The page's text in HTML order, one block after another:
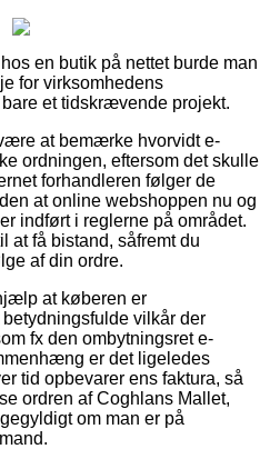
en butik på nettet burde man
for virksomhedens
et tidskrævende projekt.
at bemærke hvorvidt e-
ordningen, eftersom det skulle
forhandleren følger de
at online webshoppen nu og
indført i reglerne på området.
at få bistand, såfremt du
af din ordre.
at køberen er
vilkår der
fx den ombytningsret e-
er det ligeledes
tid opbevarer ens faktura, så
ordren af Coghlans Mallet,
om man er på